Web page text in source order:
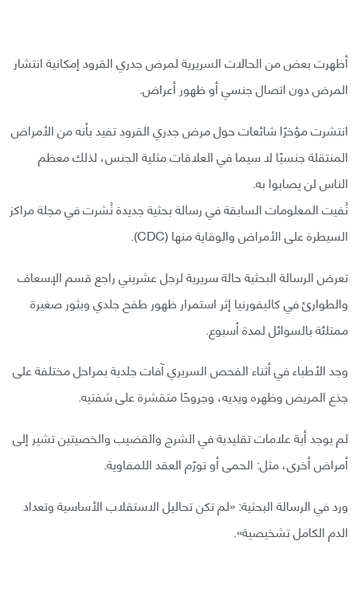
أظهرت بعض من الحالات السريرية لمرض جدري القرود إمكانية انتشار
المرض دون اتصال جنسي أو ظهور أعراض.
انتشرت مؤخرًا شائعات حول مرض جدري القرود تفيد بأنه من الأمراض
المنتقلة جنسيًا لا سيما في العلاقات مثلية الجنس، لذلك معظم
الناس لن يصابوا به.
نُفيت المعلومات السابقة في رسالة بحثية جديدة نُشرت في مجلة مراكز
السيطرة على الأمراض والوقاية منها (CDC).
تعرض الرسالة البحثية حالة سريرية لرجل عشريني راجع قسم الإسعاف
والطوارئ في كاليفورنيا إثر استمرار ظهور طفح جلدي وبثور صغيرة
ممتلئة بالسوائل لمدة أسبوع.
وجد الأطباء في أثناء الفحص السريري آفات جلدية بمراحل مختلفة على
جذع المريض وظهره ويديه، وجروحًا متقشرة على شفتيه.
لم يوجد أية علامات تقليدية في الشرج والقضيب والخصيتين تشير إلى
أمراض أخرى، مثل: الحمى أو تورّم العقد اللمفاوية.
ورد في الرسالة البحثية: «لم تكن تحاليل الاستقلاب الأساسية وتعداد
الدم الكامل تشخيصية».